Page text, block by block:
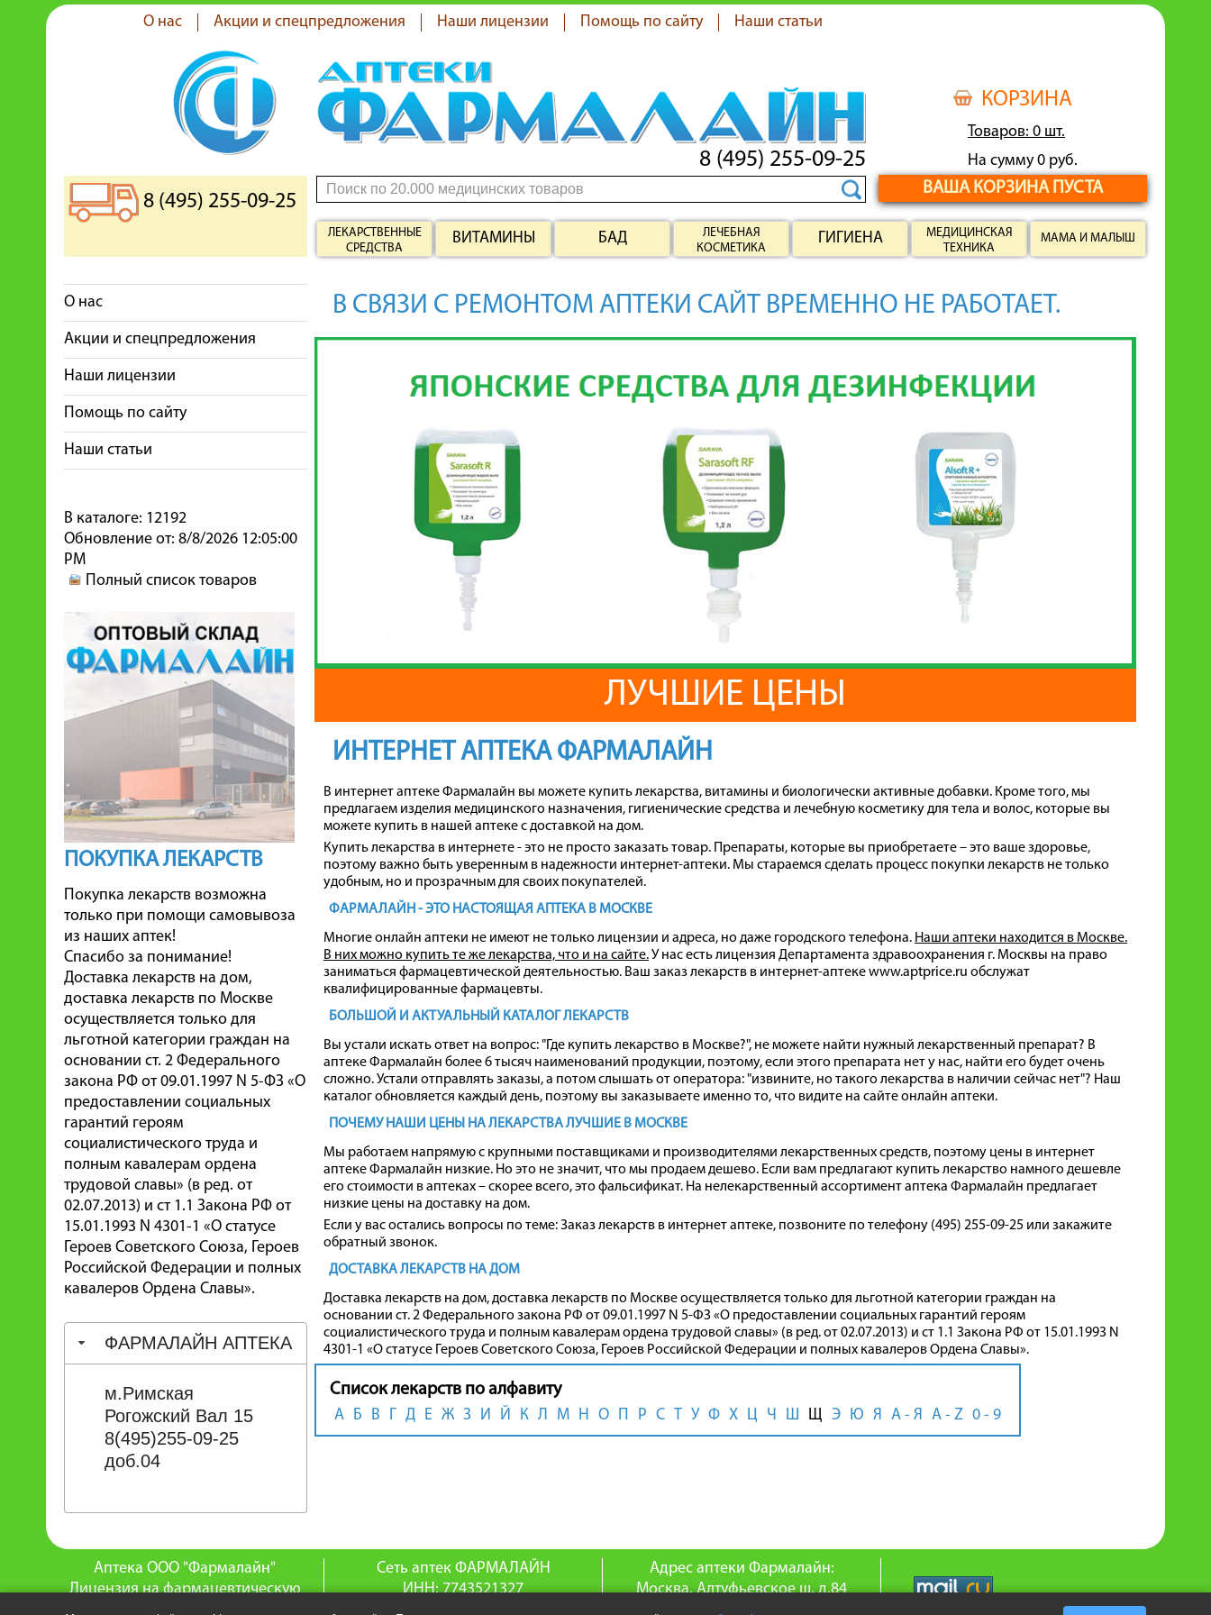
О нас Акции и спецпредложения Наши лицензии Помощь по сайту Наши статьи
КОРЗИНА
Товаров: 0 шт.
На сумму 0 руб.
ВАША КОРЗИНА ПУСТА
8 (495) 255-09-25
8 (495) 255-09-25
ЛЕКАРСТВЕННЫЕ
СРЕДСТВА
ВИТАМИНЫ БАД
ЛЕЧЕБНАЯ
КОСМЕТИКА
ГИГИЕНА
МЕДИЦИНСКАЯ
ТЕХНИКА
МАМА И МАЛЫШ
О нас
Акции и спецпредложения
Наши лицензии
Помощь по сайту
Наши статьи
В каталоге: 12192
Обновление от: 8/8/2026 12:05:00
PM
Полный список товаров
ПОКУПКА ЛЕКАРСТВ
Покупка лекарств возможна
только при помощи самовывоза
из наших аптек!
Спасибо за понимание!
Доставка лекарств на дом,
доставка лекарств по Москве
осуществляется только для
льготной категории граждан на
основании ст. 2 Федерального
закона РФ от 09.01.1997 N 5-ФЗ «О
предоставлении социальных
гарантий героям
социалистического труда и
полным кавалерам ордена
трудовой славы» (в ред. от
02.07.2013) и ст 1.1 Закона РФ от
15.01.1993 N 4301-1 «О статусе
Героев Советского Союза, Героев
Российской Федерации и полных
кавалеров Ордена Славы».
ФАРМАЛАЙН АПТЕКА
м.Римская
Рогожский Вал 15
8(495)255-09-25
доб.04
В СВЯЗИ С РЕМОНТОМ АПТЕКИ САЙТ ВРЕМЕННО НЕ РАБОТАЕТ.
ЛУЧШИЕ ЦЕНЫ
ИНТЕРНЕТ АПТЕКА ФАРМАЛАЙН
В интернет аптеке Фармалайн вы можете купить лекарства, витамины и биологически активные добавки. Кроме того, мы
предлагаем изделия медицинского назначения, гигиенические средства и лечебную косметику для тела и волос, которые вы
можете купить в нашей аптеке с доставкой на дом.
Купить лекарства в интернете - это не просто заказать товар. Препараты, которые вы приобретаете – это ваше здоровье,
поэтому важно быть уверенным в надежности интернет-аптеки. Мы стараемся сделать процесс покупки лекарств не только
удобным, но и прозрачным для своих покупателей.
ФАРМАЛАЙН - ЭТО НАСТОЯЩАЯ АПТЕКА В МОСКВЕ
Многие онлайн аптеки не имеют не только лицензии и адреса, но даже городского телефона. Наши аптеки находится в Москве.
В них можно купить те же лекарства, что и на сайте.У нас естьлицензия Департамента здравоохранения г. Москвы на право
заниматься фармацевтической деятельностью. Ваш заказ лекарств в интернет-аптеке www.aptprice.ru обслужат
квалифицированные фармацевты.
БОЛЬШОЙ И АКТУАЛЬНЫЙ КАТАЛОГ ЛЕКАРСТВ
Вы устали искать ответ на вопрос: "Где купить лекарство в Москве?", не можете найти нужный лекарственный препарат? В
аптеке Фармалайн более 6 тысяч наименований продукции, поэтому, если этого препарата нет у нас, найти его будет очень
сложно. Устали отправлять заказы, а потом слышать от оператора: "извините, но такого лекарства в наличии сейчас нет"? Наш
каталог обновляется каждый день, поэтому вы заказываете именно то, что видите на сайте онлайн аптеки.
ПОЧЕМУ НАШИ ЦЕНЫ НА ЛЕКАРСТВА ЛУЧШИЕ В МОСКВЕ
Мы работаем напрямую с крупными поставщиками и производителями лекарственных средств, поэтому цены в интернет
аптеке Фармалайн низкие. Но это не значит, что мы продаем дешево. Если вам предлагают купить лекарство намного дешевле
его стоимости в аптеках – скорее всего, это фальсификат. На нелекарственный ассортимент аптека Фармалайн предлагает
низкие цены на доставку на дом.
Если у вас остались вопросы по теме: Заказ лекарств в интернет аптеке, позвоните по телефону (495) 255-09-25 или закажите
обратный звонок.
ДОСТАВКА ЛЕКАРСТВ НА ДОМ
Доставка лекарств на дом, доставка лекарств по Москве осуществляется только для льготной категории граждан на
основании ст. 2 Федерального закона РФ от 09.01.1997 N 5-ФЗ «О предоставлении социальных гарантий героям
социалистического труда и полным кавалерам ордена трудовой славы» (в ред. от 02.07.2013) и ст 1.1 Закона РФ от 15.01.1993 N
4301-1 «О статусе Героев Советского Союза, Героев Российской Федерации и полных кавалеров Ордена Славы».
Список лекарств по алфавиту
А Б В Г Д Е Ж З И Й К Л М Н О П Р С Т У Ф Х Ц Ч Ш Щ Э Ю Я А - Я A - Z 0 - 9
Аптека ООО "Фармалайн"
Лицензия на фармацевтическую
Сеть аптек ФАРМАЛАЙН
ИНН: 7743521327
Адрес аптеки Фармалайн:
Москва, Алтуфьевское ш. д.84